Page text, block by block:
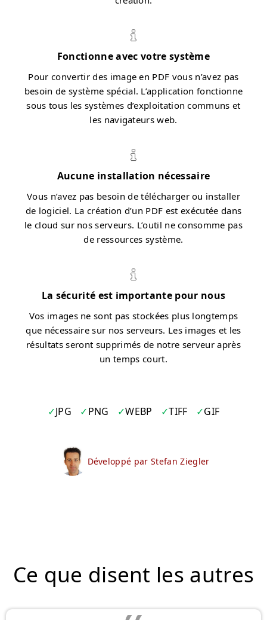
Fonctionne avec votre système
Pour convertir des image en PDF vous n’avez pas
besoin de système spécial. L’application fonctionne
sous tous les systèmes d’exploitation communs et
les navigateurs web.
Aucune installation nécessaire
Vous n’avez pas besoin de télécharger ou installer
de logiciel. La création d’un PDF est exécutée dans
le cloud sur nos serveurs. L’outil ne consomme pas
de ressources système.
La sécurité est importante pour nous
Vos images ne sont pas stockées plus longtemps
que nécessaire sur nos serveurs. Les images et les
résultats seront supprimés de notre serveur après
un temps court.
JPG PNG WEBP TIFF GIF
Développé par Stefan Ziegler
Ce que disent les autres